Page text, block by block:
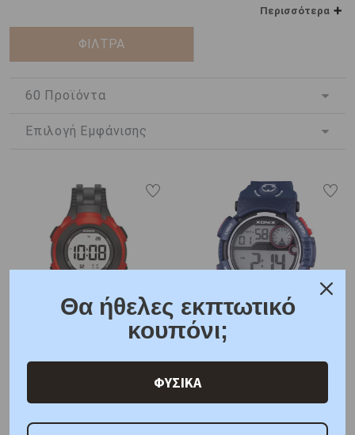
πάνω απο 40 χρόνια εμπειρίας ειδικεύεται στα αδιάβροχα
ρολόγια LCD και ηλεκτρονικά gadgets.
Όλα τα ρολόγια Xonix είναι αδιάβροχα και κατασκευασμένα από
αποτέλεσμα. Επώνυμα ρολόγια από τον οίκο Xonix,
ανταγωνιστικές τιμές της αγοράς μόνο στο
Περισσότερα
ΦΙΛΤΡΑ
Ρολόι Xonix με Μαύρο
39,00 €
P-29077
Ρολόι Xonix με Μπλε
35,00 €
Θα ήθελες εκπτωτικό
κουπόνι;
ΦΥΣΙΚΑ